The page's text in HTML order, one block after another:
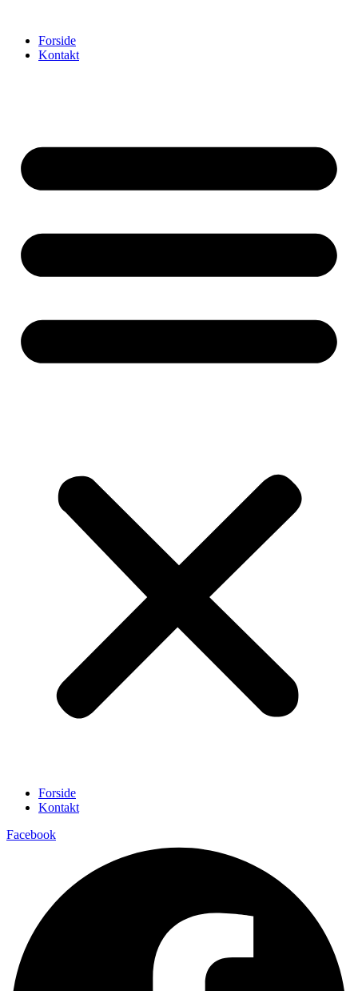
indholdForside
Kontakt
Forside
Kontakt
Facebook